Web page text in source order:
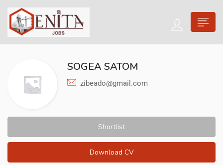
SOGEA SATOM
zibeado@gmail.com
Shortlist
Download CV